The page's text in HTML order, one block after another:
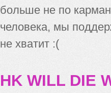
больше не по
человека, мы
не хватит :(
HK WILL DIE